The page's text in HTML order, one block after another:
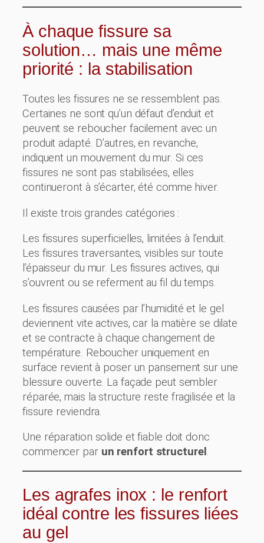
À chaque fissure sa
solution… mais une même
priorité : la stabilisation
Toutes les fissures ne se ressemblent pas.
Certaines ne sont qu’un défaut d’enduit et
peuvent se reboucher facilement avec un
produit adapté. D’autres, en revanche,
indiquent un mouvement du mur. Si ces
fissures ne sont pas stabilisées, elles
continueront à s’écarter, été comme hiver.
Il existe trois grandes catégories :
Les fissures superficielles, limitées à l’enduit.
Les fissures traversantes, visibles sur toute
l’épaisseur du mur. Les fissures actives, qui
s’ouvrent ou se referment au fil du temps.
Les fissures causées par l’humidité et le gel
deviennent vite actives, car la matière se dilate
et se contracte à chaque changement de
température. Reboucher uniquement en
surface revient à poser un pansement sur une
blessure ouverte. La façade peut sembler
réparée, mais la structure reste fragilisée et la
fissure reviendra.
Une réparation solide et fiable doit donc
commencer par un renfort structurel .
Les agrafes inox : le renfort
idéal contre les fissures liées
au gel